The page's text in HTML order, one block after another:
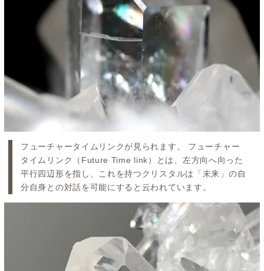
フューチャータイムリンクが見られます。 フューチャー
タイムリンク（Future Time link）とは、左方向へ向った
平行四辺形を指し、これを持つクリスタルは「未来」の自
分自身との対話を可能にすると云われています。